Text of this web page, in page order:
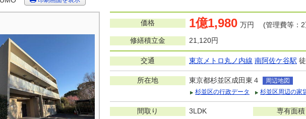
価格 1億1,980 万円 (管理費等：2
修繕積立金
21,120円
交通 東京メトロ丸ノ内線 南阿佐ケ谷駅
所在地 東京都杉並区成田東４
周辺地図
杉並区の行政データ
杉並区周辺の家
間取り 3LDK
専有面積